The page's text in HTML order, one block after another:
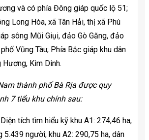
và có phía Đông giáp quốc lộ 51;
Long Hòa, xã Tân Hải, thị xã Phú
sông Mũi Giụi, đảo Gò Găng, đảo
Vũng Tàu; Phía Bắc giáp khu dân
Kim Dinh.
thành phố Bà Rịa được quy
7 tiểu khu chính sau:
tích tìm hiểu kỹ khu A1: 274,46 ha,
5.439 người; khu A2: 290,75 ha, dân